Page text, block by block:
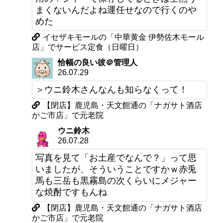
まくないんだよね運任せなので行くのや
めた
イセザキモールの「中華黄金 伊勢佐木モール
店」でサービス定食（日曜日）
恰幅の良い彼＠管理人
26.07.29
＞ウニ鈴木さんなんも知らなくって！
【閉店】鹿児島・天文館通の「ナガサト酒店
かご市店」で元老院
ウニ鈴木
26.07.28
写真を見て「お土産でなんで？」って思
いましたが、そういうことですかｗ赤兎
馬も三岳も黒霧島の次くらいにメジャー
な焼酎ですもんね
【閉店】鹿児島・天文館通の「ナガサト酒店
かご市店」で元老院